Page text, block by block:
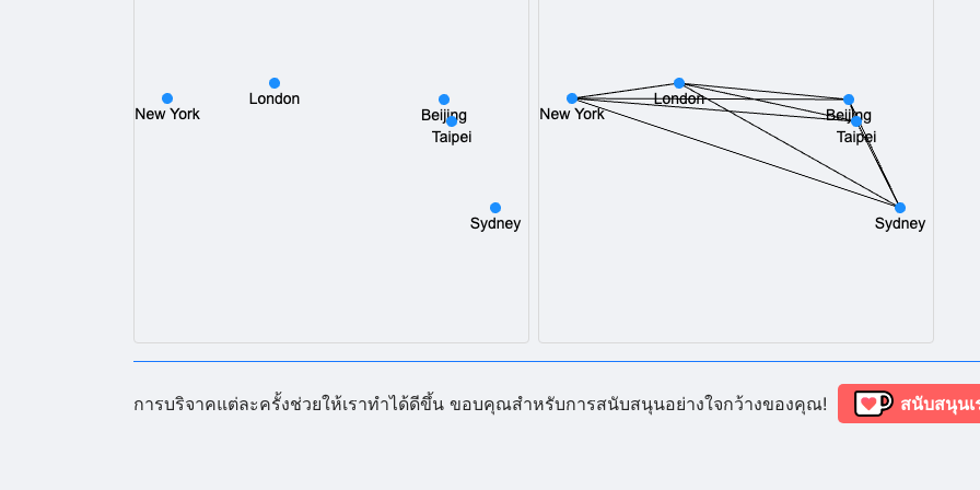
การบริจาคแต่ละครั้งช่วยให้เราทำได้ดีขึ้น ขอบคุณสำหรับการสนับสนุนอย่างใจกว้างของคุณ! สนับสนุนเ